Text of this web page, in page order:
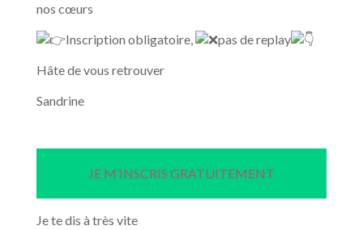
nos cœurs
Inscription obligatoire,
pas de replay
Hâte de vous retrouver
Sandrine
JE M’INSCRIS GRATUITEMENT
Je te dis à très vite